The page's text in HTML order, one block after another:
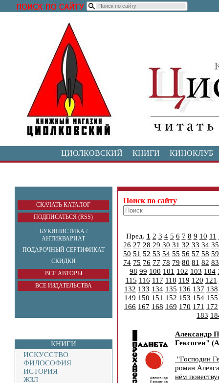
ЦИОЛКОВСКИЙ КНИГИ КИНОКЛУБ
СКАЧАТЬ КАТАЛОГ
ПОДПИСАТЬСЯ (RSS)
БУКИНИСТИКА /
АНТИКВАРИАТ
ПОДАРОЧНЫЙ СЕРТИФИКАТ
СКИДКИ
ВСЕ АВТОРЫ
ВСЕ ИЗДАТЕЛЬСТВА
КНИГИ
ИСКУССТВО
ФИЛОСОФИЯ
ИСТОРИЯ
ЖЗЛ
Поиск по сайту
Пред. 1 2 3 4 5 6 7 8 9 10 11
26 27 28 29 30 31 32 33 34 35
50 51 52 53 54 55 56 57 58 59
74 75 76 77 78 79 80 81 82 83
98 99 100 101 102 103 104
115 116 117 118 119 120 121
132 133 134 135 136 137 138
149 150 151 152 153 154 155
166 167 168 169 170 171 172
183
Александр
Гексоген"
"Господин
роман
нём